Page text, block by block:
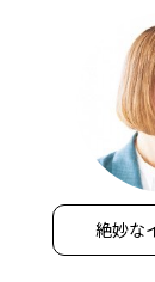
絶妙な